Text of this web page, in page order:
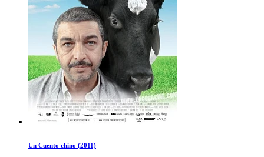
Un Cuento chino (2011)